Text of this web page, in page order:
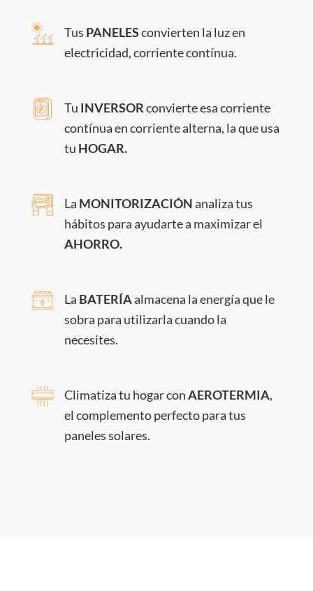
Tus PANELESconvierten la luz en
electricidad, corriente contínua.
Tu INVERSORconvierte esa corriente
contínua en corriente alterna, la que usa
tu HOGAR.
La MONITORIZACIÓNanaliza tus
hábitos para ayudarte a maximizar el
AHORRO.
La BATERÍAalmacena la energía que le
sobra para utilizarla cuando la
necesites.
Climatiza tu hogar conAEROTERMIA,
el complemento perfecto para tus
paneles solares.